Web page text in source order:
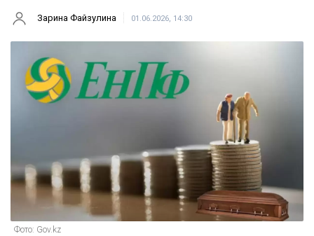
Зарина Файзулина 01.06.2026, 14:30
Фото: Gov.kz